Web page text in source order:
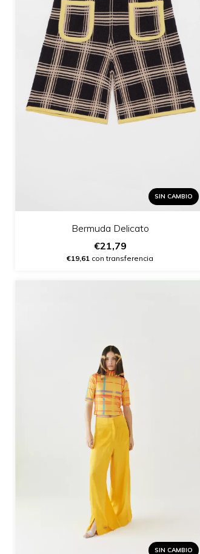
SIN CAMBIO
Bermuda Delicato
€21,79
€19,61 con transferencia
SIN CAMBIO